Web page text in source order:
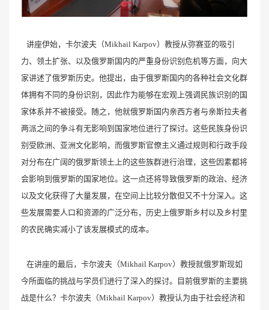
讲座伊始，卡尔波夫（Mikhail Karpov）教授从弥赛亚的吸引
力、领土扩张、以及俄罗斯国内的严重身份识别危机等方面，向大
家讲述了俄罗斯历史。他提出，由于俄罗斯国内的各种社会文化群
体拥有不同的身份识别，因此作为能够在宏观上强调民族识别的国
家体系并不被接受。随之，他就俄罗斯国内亲西方者与亲斯拉夫者
两派之间的争斗有无影响到国家地位进行了探讨。这些民族身份识
别受欧洲、亚洲文化影响，而俄罗斯官僚主义通过规则和行政手段
对分布在广阔的俄罗斯领土上的这些族群进行治理，这些因素都将
会影响到俄罗斯的国家地位。这一点还将导致俄罗斯的政治、经济
以及文化获得了大量发展，在空间上比较分散但又不十分深入。这
些发展需要人口和资源的广泛分布，历史上俄罗斯乡村以及乡村里
的农民确实减小了该发展模式的成本。
在讲座的最后，卡尔波夫（Mikhail Karpov）教授就俄罗斯现如
今所面临的挑战与学员们进行了深入的探讨。目前俄罗斯的主要挑
战是什么？卡尔波夫（Mikhail Karpov）教授认为由于社会经济和